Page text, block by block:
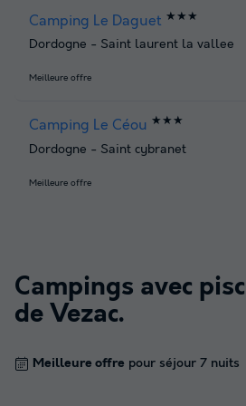
Camping Le Daguet ★★★
Dordogne - Saint laurent la vallee
Meilleure offre
Camping Le Céou ★★★
Dordogne - Saint cybranet
Meilleure offre
Campings avec
de Vezac.
Meilleure offre pour séjour 7 nuits